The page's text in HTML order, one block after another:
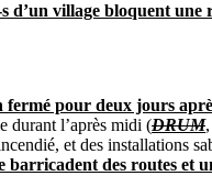
village bloquent
pour deux jours
durant l’après midi (DRUM
et des installations
des routes et